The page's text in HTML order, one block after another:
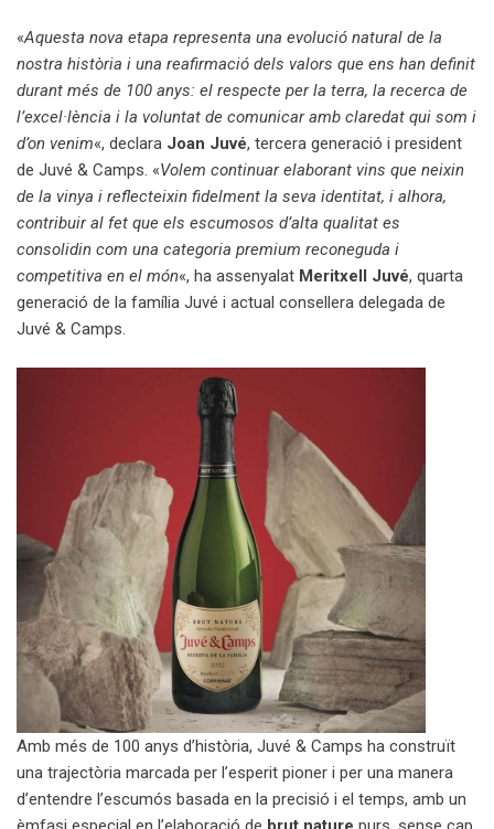
«Aquesta nova etapa representa una evolució natural de la
nostra història i una reafirmació dels valors que ens han definit
durant més de 100 anys: el respecte per la terra, la recerca de
l’excel·lència i la voluntat de comunicar amb claredat qui som i
d’on venim«, declara Joan Juvé, tercera generació i president
de Juvé & Camps. «Volem continuar elaborant vins que neixin
de la vinya i reflecteixin fidelment la seva identitat, i alhora,
contribuir al fet que els escumosos d’alta qualitat es
consolidin com una categoria premium reconeguda i
competitiva en el món«, ha assenyalat Meritxell Juvé, quarta
generació de la família Juvé i actual consellera delegada de
Juvé & Camps.
Amb més de 100 anys d’història, Juvé & Camps ha construït
una trajectòria marcada per l’esperit pioner i per una manera
d’entendre l’escumós basada en la precisió i el temps, amb un